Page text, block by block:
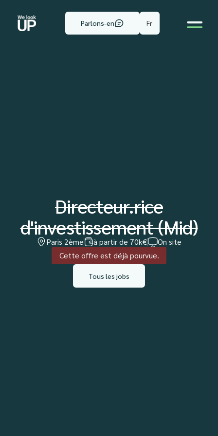
Parlons-en Fr
Directeur.rice
d'investissement (Mid)
Paris 2ème à partir de 70k€
On site
Cette offre est déjà pourvue.
Tous les jobs